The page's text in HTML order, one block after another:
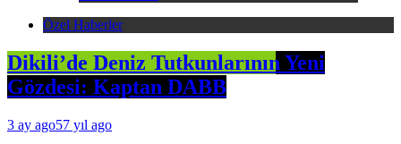
Özel Haberler
Dikili’de Deniz Tutkunlarının Yeni
Gözdesi: Kaptan DABB
3 ay ago57 yıl ago